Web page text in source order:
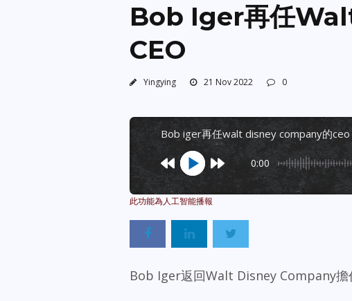
Bob Iger再任
CEO
Yingying 21 Nov 2022 0
bob iger再任walt disney company的ceo
0:00
Bob Iger返回Walt Disney Company擔